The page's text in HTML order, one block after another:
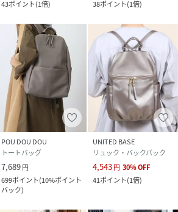
6000821-000-000 NH1687)
43ポイント(1倍) 38ポイント(1倍)
POU DOU DOU
トートバッグ
7,689円
699ポイント(10%ポイント
バック)
UNITED BASE
リュック・バックパック
4,543円 30%OFF
41ポイント(1倍)